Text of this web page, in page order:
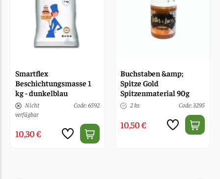
Smartflex
Beschichtungsmasse 1
kg - dunkelblau
Nicht
verfügbar
Code: 6592
10,30 €
Buchstaben &amp;
Spitze Gold
Spitzenmaterial 90g
2 ks Code: 3295
10,50 €